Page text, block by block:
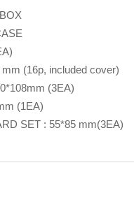
(16p, included cover)
(3EA)
(1EA)
SET : 55*85 mm(3EA)